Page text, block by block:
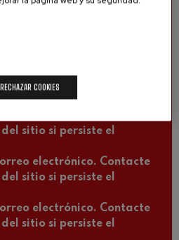
electrónico. Contacte
sitio si persiste el
sitio si persiste el
electrónico. Contacte
sitio si persiste el
electrónico. Contacte
sitio si persiste el
RECHAZAR COOKIES